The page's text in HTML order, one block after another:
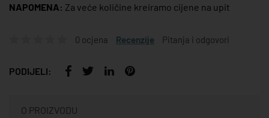
NAPOMENA: Za veće količine kreiramo cijene na upit
0 ocjena Recenzije Pitanja i odgovori
PODIJELI:
O PROIZVODU